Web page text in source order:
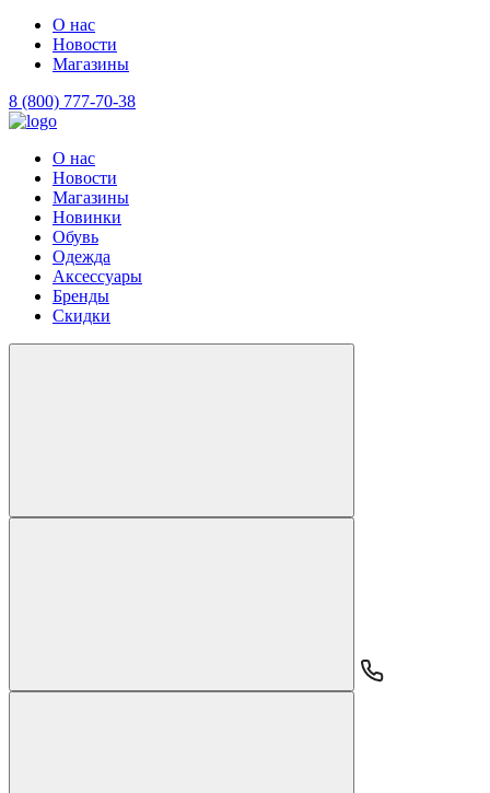
О нас
Новости
Магазины
8 (800) 777-70-38
О нас
Новости
Магазины
Новинки
Обувь
Одежда
Аксессуары
Бренды
Скидки